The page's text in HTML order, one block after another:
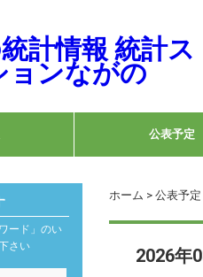
公表予定
ホーム > 公表予定
2026年
ード」のい
さい